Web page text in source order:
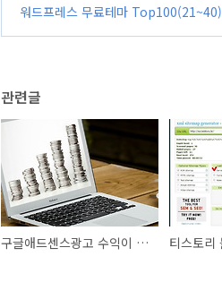
워드프레스 무료테마 Top100(21~40)
관련글
구글애드센스광고 수익이 직장인 월급보다 많은 이를 알게되다